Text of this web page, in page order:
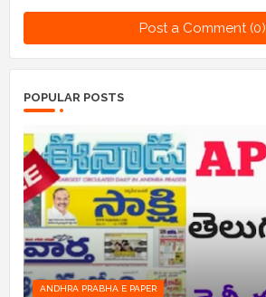
Post a Comment (0)
POPULAR POSTS
ANDHRA PRABHA E PAPER